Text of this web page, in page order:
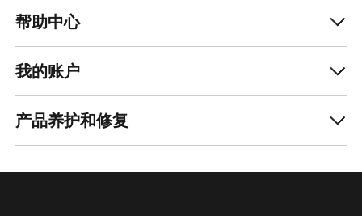
帮助中心
我的账户
产品养护和修复